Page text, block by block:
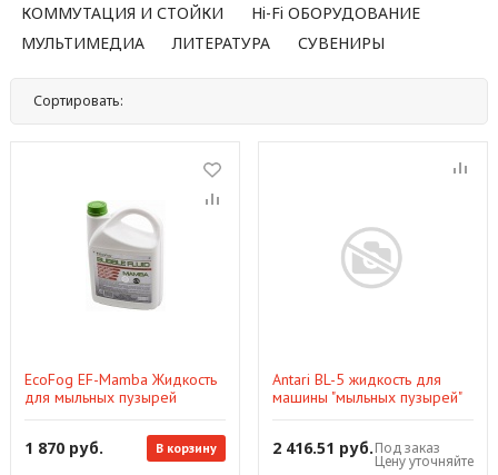
КОММУТАЦИЯ И СТОЙКИ
Hi-Fi ОБОРУДОВАНИЕ
МУЛЬТИМЕДИА
ЛИТЕРАТУРА СУВЕНИРЫ
Сортировать:
EcoFog EF-Mamba Жидкость
для мыльных пузырей
1 870 руб. В корзину
Antari BL-5 жидкость для
машины "мыльных пузырей"
2 416.51 руб.Под заказ
Цену уточняйте